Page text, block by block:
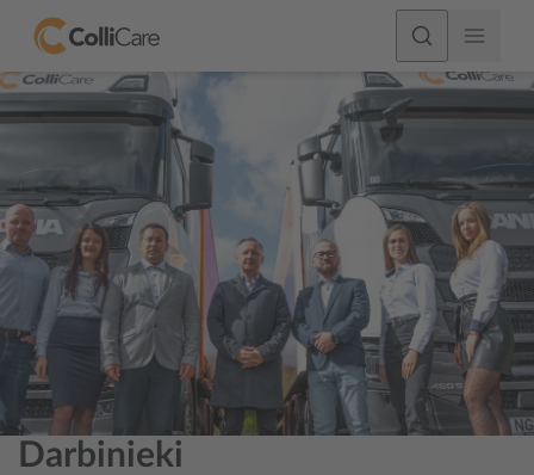
Darbinieki